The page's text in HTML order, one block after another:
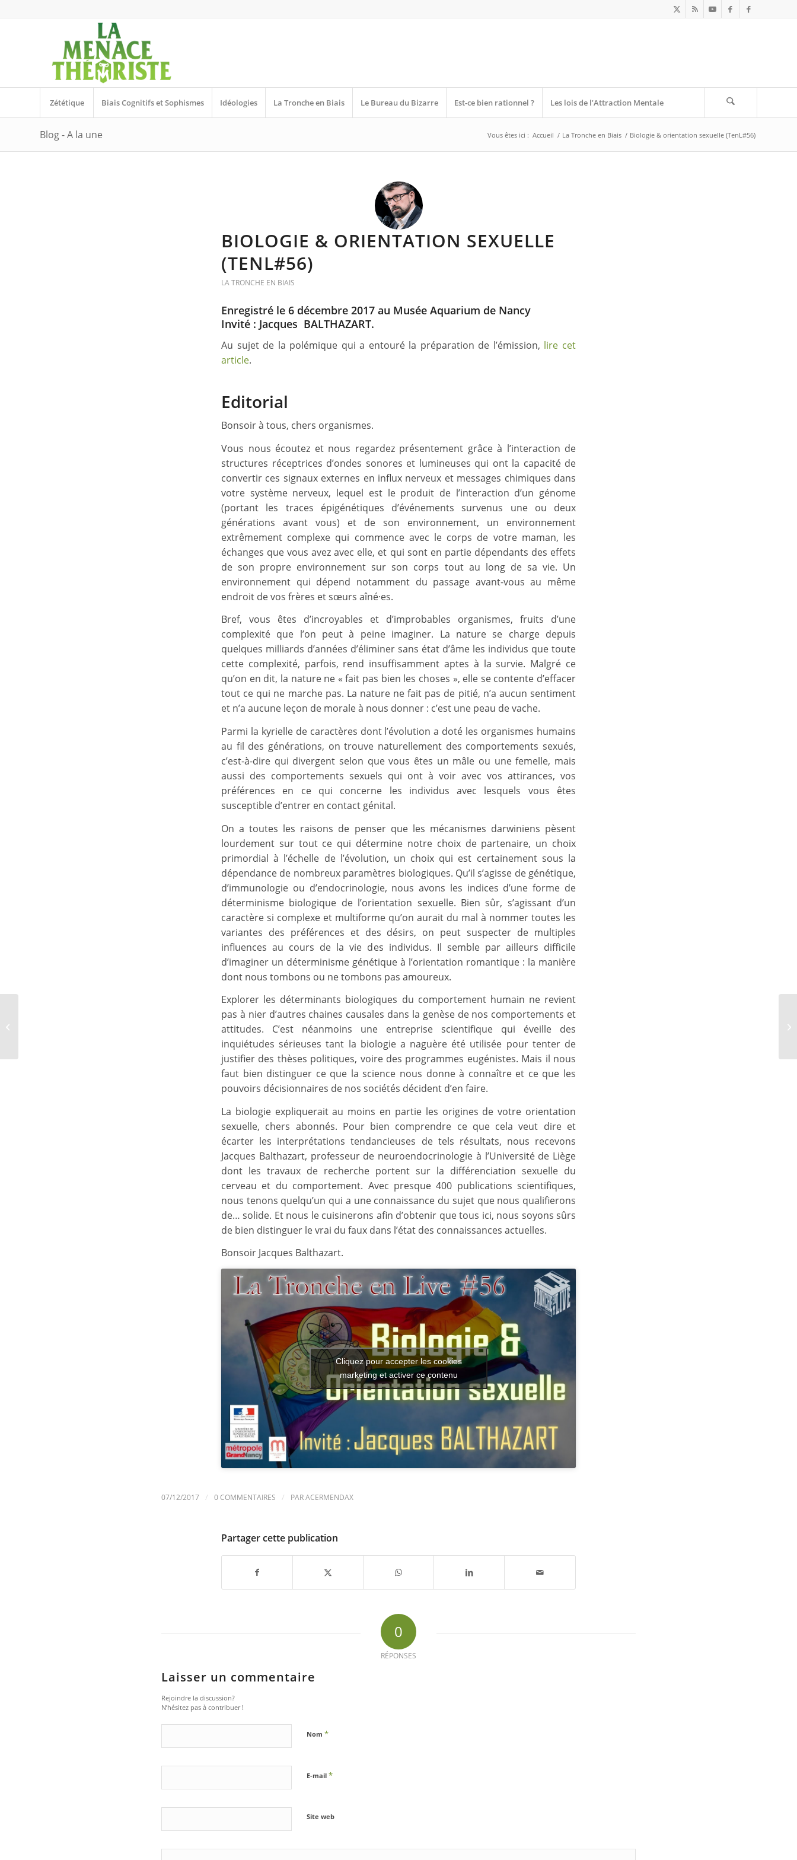
Zététique Biais Cognitifs et Sophismes Idéologies La Tronche en Biais Le Bureau du Bizarre Est-ce bien rationnel ? Les lois de l’Attraction Mentale
Blog - A la une Vous êtes ici : Accueil / La Tronche en Biais / Biologie & orientation sexuelle (TenL#56)
BIOLOGIE & ORIENTATION SEXUELLE
(TENL#56)
LA TRONCHE EN BIAIS
Enregistré le 6 décembre 2017 au Musée Aquarium de Nancy
Invité : Jacques BALTHAZART.
Au sujet de la polémique qui a entouré la préparation de l’émission, lire cet
article.
Editorial
Bonsoir à tous, chers organismes.
Vous nous écoutez et nous regardez présentement grâce à l’interaction de
structures réceptrices d’ondes sonores et lumineuses qui ont la capacité de
convertir ces signaux externes en influx nerveux et messages chimiques dans
votre système nerveux, lequel est le produit de l’interaction d’un génome
(portant les traces épigénétiques d’événements survenus une ou deux
générations avant vous) et de son environnement, un environnement
extrêmement complexe qui commence avec le corps de votre maman, les
échanges que vous avez avec elle, et qui sont en partie dépendants des effets
de son propre environnement sur son corps tout au long de sa vie. Un
environnement qui dépend notamment du passage avant-vous au même
endroit de vos frères et sœurs aîné·es.
Bref, vous êtes d’incroyables et d’improbables organismes, fruits d’une
complexité que l’on peut à peine imaginer. La nature se charge depuis
quelques milliards d’années d’éliminer sans état d’âme les individus que toute
cette complexité, parfois, rend insuffisamment aptes à la survie. Malgré ce
qu’on en dit, la nature ne « fait pas bien les choses », elle se contente d’effacer
tout ce qui ne marche pas. La nature ne fait pas de pitié, n’a aucun sentiment
et n’a aucune leçon de morale à nous donner : c’est une peau de vache.
Parmi la kyrielle de caractères dont l’évolution a doté les organismes humains
au fil des générations, on trouve naturellement des comportements sexués,
c’est-à-dire qui divergent selon que vous êtes un mâle ou une femelle, mais
aussi des comportements sexuels qui ont à voir avec vos attirances, vos
préférences en ce qui concerne les individus avec lesquels vous êtes
susceptible d’entrer en contact génital.
On a toutes les raisons de penser que les mécanismes darwiniens pèsent
lourdement sur tout ce qui détermine notre choix de partenaire, un choix
primordial à l’échelle de l’évolution, un choix qui est certainement sous la
dépendance de nombreux paramètres biologiques. Qu’il s’agisse de génétique,
d’immunologie ou d’endocrinologie, nous avons les indices d’une forme de
déterminisme biologique de l’orientation sexuelle. Bien sûr, s’agissant d’un
caractère si complexe et multiforme qu’on aurait du mal à nommer toutes les
variantes des préférences et des désirs, on peut suspecter de multiples
influences au cours de la vie des individus. Il semble par ailleurs difficile
d’imaginer un déterminisme génétique à l’orientation romantique : la manière
dont nous tombons ou ne tombons pas amoureux.
Explorer les déterminants biologiques du comportement humain ne revient
pas à nier d’autres chaines causales dans la genèse de nos comportements et
attitudes. C’est néanmoins une entreprise scientifique qui éveille des
inquiétudes sérieuses tant la biologie a naguère été utilisée pour tenter de
justifier des thèses politiques, voire des programmes eugénistes. Mais il nous
faut bien distinguer ce que la science nous donne à connaître et ce que les
pouvoirs décisionnaires de nos sociétés décident d’en faire.
La biologie expliquerait au moins en partie les origines de votre orientation
sexuelle, chers abonnés. Pour bien comprendre ce que cela veut dire et
écarter les interprétations tendancieuses de tels résultats, nous recevons
Jacques Balthazart, professeur de neuroendocrinologie à l’Université de Liège
dont les travaux de recherche portent sur la différenciation sexuelle du
cerveau et du comportement. Avec presque 400 publications scientifiques,
nous tenons quelqu’un qui a une connaissance du sujet que nous qualifierons
de… solide. Et nous le cuisinerons afin d’obtenir que tous ici, nous soyons sûrs
de bien distinguer le vrai du faux dans l’état des connaissances actuelles.
Bonsoir Jacques Balthazart.
Cliquez pour accepter les cookies
marketing et activer ce contenu
07/12/2017 / 0 COMMENTAIRES / PARACERMENDAX
Partager cette publication
0
RÉPONSES
Laisser un commentaire
Rejoindre la discussion?
N’hésitez pas à contribuer !
Nom *
E-mail *
Site web